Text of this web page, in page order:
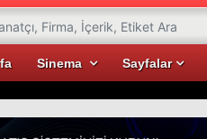
Sinema Sayfalar